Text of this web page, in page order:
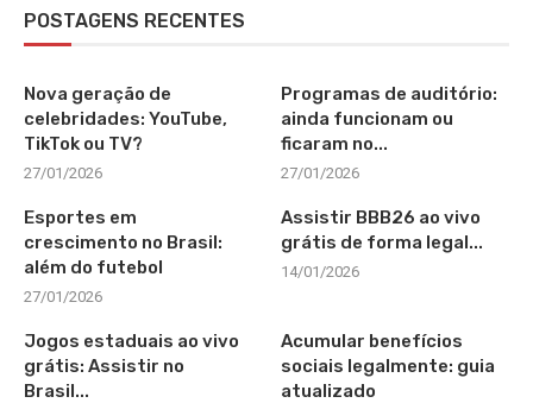
POSTAGENS RECENTES
Nova geração de
celebridades: YouTube,
TikTok ou TV?
27/01/2026
Programas de auditório:
ainda funcionam ou
ficaram no...
27/01/2026
Esportes em
crescimento no Brasil:
além do futebol
27/01/2026
Assistir BBB26 ao vivo
grátis de forma legal...
14/01/2026
Jogos estaduais ao vivo
grátis: Assistir no
Brasil...
Acumular benefícios
sociais legalmente: guia
atualizado